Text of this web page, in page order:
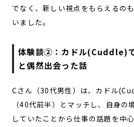
でなく、新しい視点をもらえるの
いました。
体験談②：カドル(Cuddle)
と偶然出会った話
Cさん（30代男性）は、カドル
（40代前半）とマッチし、自身の
していたことから仕事の話題を中